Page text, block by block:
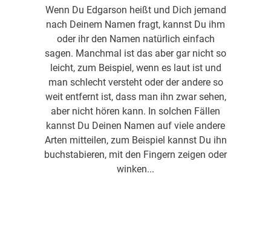
Wenn Du Edgarson heißt und Dich jemand
nach Deinem Namen fragt, kannst Du ihm
oder ihr den Namen natürlich einfach
sagen. Manchmal ist das aber gar nicht so
leicht, zum Beispiel, wenn es laut ist und
man schlecht versteht oder der andere so
weit entfernt ist, dass man ihn zwar sehen,
aber nicht hören kann. In solchen Fällen
kannst Du Deinen Namen auf viele andere
Arten mitteilen, zum Beispiel kannst Du ihn
buchstabieren, mit den Fingern zeigen oder
winken...